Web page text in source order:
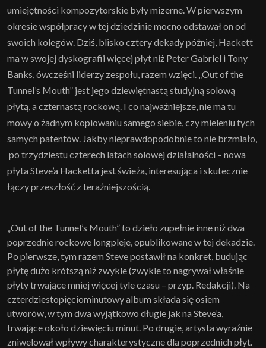
umiejętności kompozytorskie były mizerne. W pierwszym
okresie współpracy w tej dziedzinie mocno odstawał on od
swoich kolegów. Dziś, blisko cztery dekady później, Hackett
ma w swojej dyskografii więcej płyt niż Peter Gabriel i Tony
Banks, ówcześni liderzy zespołu, razem wzięci. „Out of the
Tunnel’s Mouth” jest jego dziewiętnastą studyjną solową
płytą, a czternastą rockową. I co najważniejsze, nie ma tu
mowy o żadnym kopiowaniu samego siebie, czy mieleniu tych
samych patentów. Jakby nieprawdopodobnie to nie brzmiało,
po trzydziestu czterech latach solowej działalności – nowa
płyta Steve’a Hacketta jest świeża, interesująca i skutecznie
łączy przeszłość z teraźniejszością.
„Out of the Tunnel’s Mouth” to dzieło zupełnie inne niż dwa
poprzednie rockowe longpleje, opublikowane w tej dekadzie.
Po pierwsze, tym razem Steve postawił na konkret, budując
płytę dużo krótszą niż zwykle (zwykle to nagrywał właśnie
płyty trwające mniej więcej tyle czasu – przyp. Redakcji). Na
czterdziestopięciominutowy album składa się osiem
utworów, w tym dwa wyjątkowo długie jak na Steve’a,
trwające około dziewięciu minut. Po drugie, artysta wyraźnie
zniwelował wpływy charakterystyczne dla poprzednich płyt.